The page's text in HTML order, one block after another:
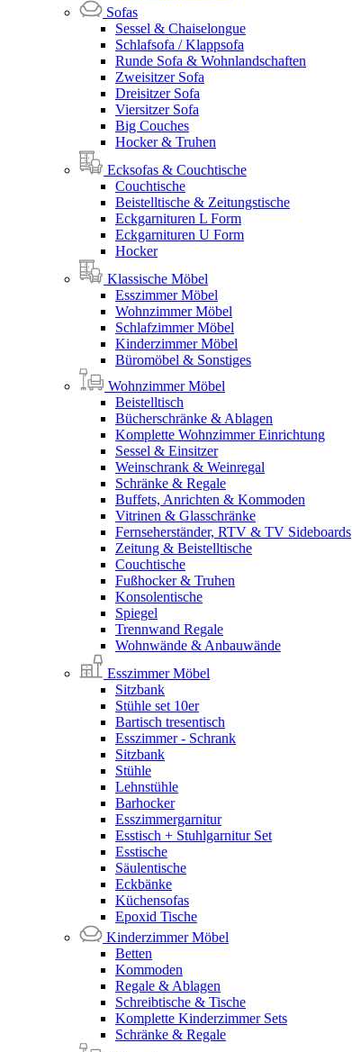
Sofas
Sessel & Chaiselongue
Schlafsofa / Klappsofa
Runde Sofa & Wohnlandschaften
Zweisitzer Sofa
Dreisitzer Sofa
Viersitzer Sofa
Big Couches
Hocker & Truhen
Ecksofas & Couchtische
Couchtische
Beistelltische & Zeitungstische
Eckgarnituren L Form
Eckgarnituren U Form
Hocker
Klassische Möbel
Esszimmer Möbel
Wohnzimmer Möbel
Schlafzimmer Möbel
Kinderzimmer Möbel
Büromöbel & Sonstiges
Wohnzimmer Möbel
Beistelltisch
Bücherschränke & Ablagen
Komplette Wohnzimmer Einrichtung
Sessel & Einsitzer
Weinschrank & Weinregal
Schränke & Regale
Buffets, Anrichten & Kommoden
Vitrinen & Glasschränke
Fernseherständer, RTV & TV Sideboards
Zeitung & Beistelltische
Couchtische
Fußhocker & Truhen
Konsolentische
Spiegel
Trennwand Regale
Wohnwände & Anbauwände
Esszimmer Möbel
Sitzbank
Stühle set 10er
Bartisch tresentisch
Esszimmer - Schrank
Sitzbank
Stühle
Lehnstühle
Barhocker
Esszimmergarnitur
Esstisch + Stuhlgarnitur Set
Esstische
Säulentische
Eckbänke
Küchensofas
Epoxid Tische
Kinderzimmer Möbel
Betten
Kommoden
Regale & Ablagen
Schreibtische & Tische
Komplette Kinderzimmer Sets
Schränke & Regale